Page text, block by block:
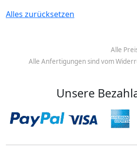
Alles zurücksetzen
Alle
Alle Anfertigungen sind vom
Unsere